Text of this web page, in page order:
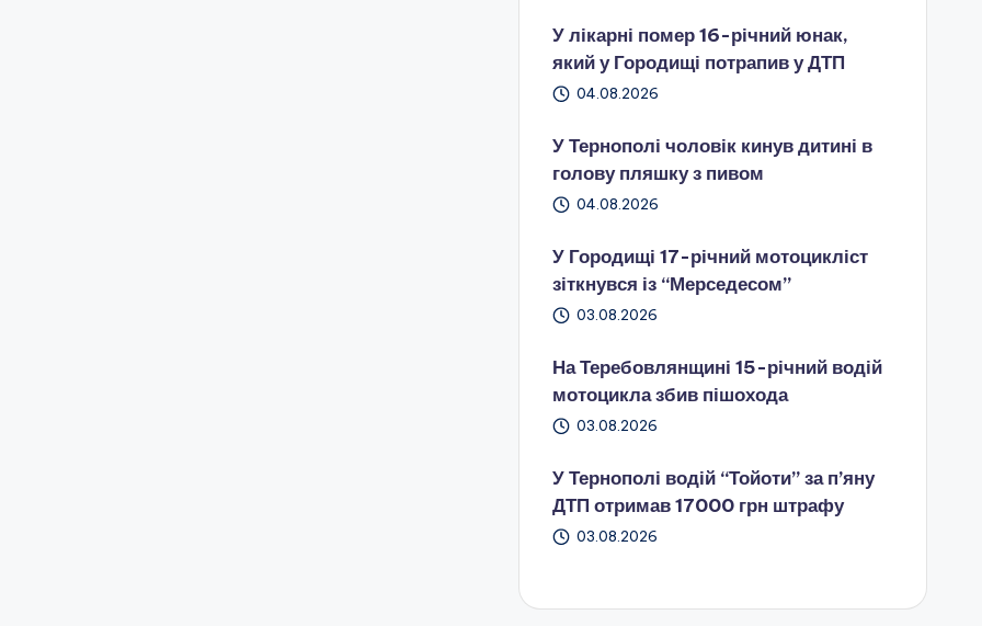
У лікарні помер 16-річний юнак,
який у Городищі потрапив у ДТП
04.08.2026
У Тернополі чоловік кинув дитині в
голову пляшку з пивом
04.08.2026
У Городищі 17-річний мотоцикліст
зіткнувся із “Мерседесом”
03.08.2026
На Теребовлянщині 15-річний водій
мотоцикла збив пішохода
03.08.2026
У Тернополі водій “Тойоти” за п’яну
ДТП отримав 17000 грн штрафу
03.08.2026